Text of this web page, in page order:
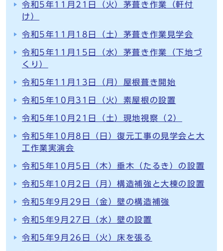
令和5年11月21日（火）茅葺き作業（軒付
け）
令和5年11月18日（土）茅葺き作業見学会
令和5年11月15日（水）茅葺き作業（下地づ
くり）
令和5年11月13日（月）屋根葺き開始
令和5年10月31日（火）素屋根の設置
令和5年10月21日（土）現地視察（2）
令和5年10月8日（日）復元工事の見学会と大
工作業実演会
令和5年10月5日（木）垂木（たるき）の設置
令和5年10月2日（月）構造補強と大棟の設置
令和5年9月29日（金）壁の構造補強
令和5年9月27日（水）壁の設置
令和5年9月26日（火）床を張る